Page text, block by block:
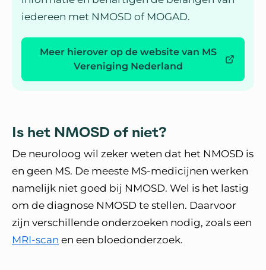
iedereen met NMOSD of MOGAD.
Meer hierover op de website van MS
Vereniging Nederland
Is het NMOSD of niet?
De neuroloog wil zeker weten dat het NMOSD is
en geen MS. De meeste MS-medicijnen werken
namelijk niet goed bij NMOSD. Wel is het lastig
om de diagnose NMOSD te stellen. Daarvoor
zijn verschillende onderzoeken nodig, zoals een
MRI-scan en een bloedonderzoek.